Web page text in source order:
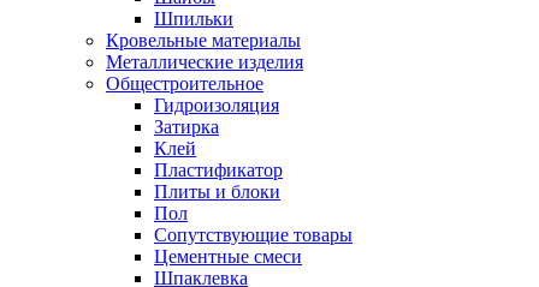
Шпильки
Кровельные материалы
Металлические изделия
Общестроительное
Гидроизоляция
Затирка
Клей
Пластификатор
Плиты и блоки
Пол
Сопутствующие товары
Цементные смеси
Шпаклевка